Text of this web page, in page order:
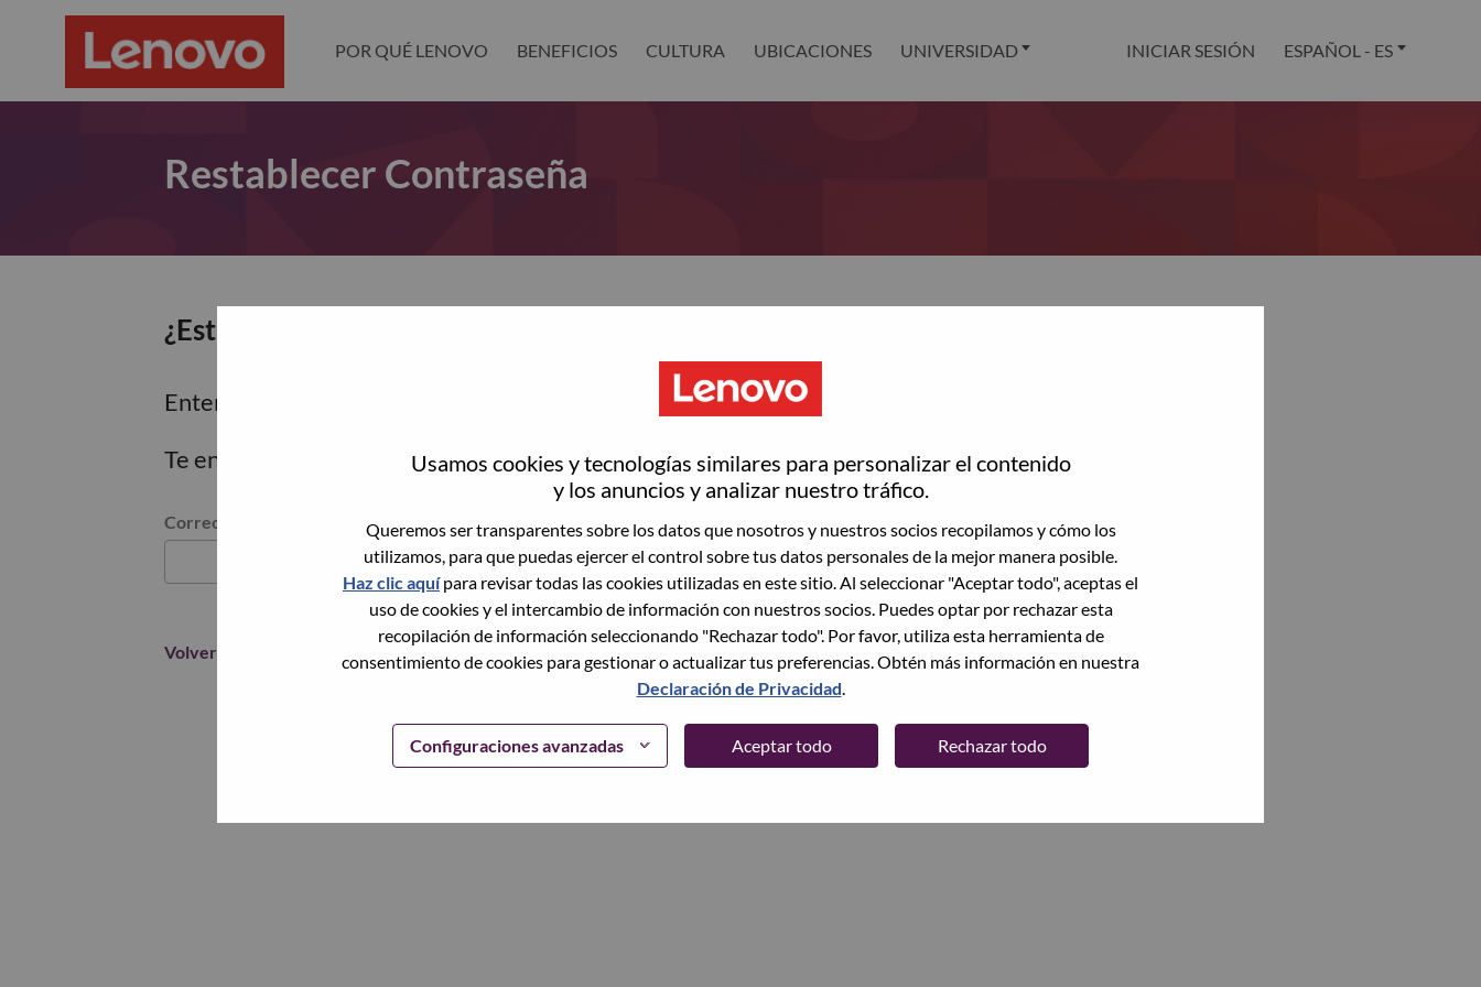
Usamos cookies y tecnologías similares para personalizar el contenido
y los anuncios y analizar nuestro tráfico.
Queremos ser transparentes sobre los datos que nosotros y nuestros socios recopilamos y cómo los
utilizamos, para que puedas ejercer el control sobre tus datos personales de la mejor manera posible.
Haz clic aquípara revisar todas las cookies utilizadas en este sitio. Al seleccionar "Aceptar todo", aceptas el
uso de cookies y el intercambio de información con nuestros socios. Puedes optar por rechazar esta
recopilación de información seleccionando "Rechazar todo". Por favor, utiliza esta herramienta de
consentimiento de cookies para gestionar o actualizar tus preferencias. Obtén más información en nuestra
Declaración de Privacidad
Configuraciones avanzadas Aceptar todo Rechazar todo
POR QUÉ LENOVO BENEFICIOS CULTURA UBICACIONES UNIVERSIDAD INICIAR SESIÓN ESPAÑOL - ES
Restablecer Contraseña
¿Estás seguro de que deseas restablecer tu contraseña?
Enter the email address associated with your account, then click "Continue".
Te enviaremos un enlace por correo electrónico para restablecer tu contraseña.
Restablece la contraseña con tu correo electrónico
Correo electrónico
Continuar
Volver